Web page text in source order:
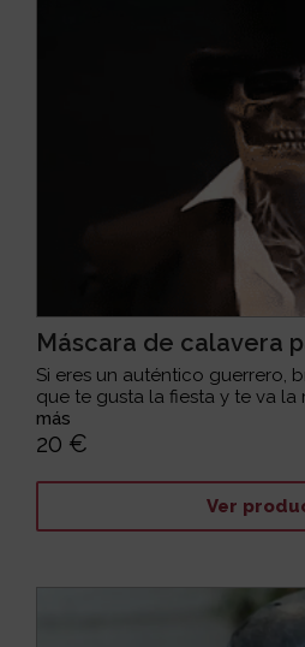
Máscara de calavera
Si eres un auténtico guerrero,
que te gusta la fiesta y te va la
más
20 €
Ver